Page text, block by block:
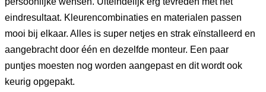
eindresultaat. Kleurencombinaties en materialen passen
mooi bij elkaar. Alles is super netjes en strak eïnstalleerd en
aangebracht door één en dezelfde monteur. Een paar
puntjes moesten nog worden aangepast en dit wordt ook
keurig opgepakt.